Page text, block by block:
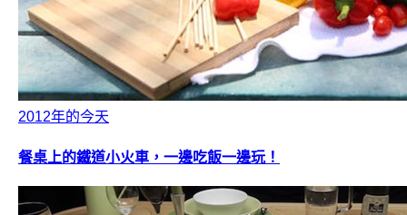
2012年的今天
餐桌上的鐵道小火車，一邊吃飯一邊玩！